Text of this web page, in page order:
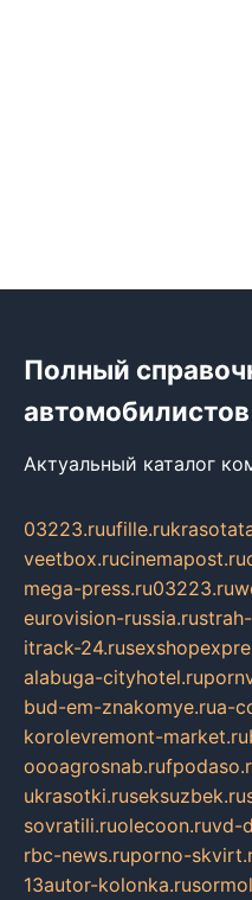
Полный
автомобилистов
Актуальный каталог
03223.ruufille.ru
veetbox.rucinemapost.ru
mega-press.ru03223.ru
eurovision-russia.ru
itrack-24.ru
alabuga-cityhotel.ru
bud-em-znakomye.rua-
korolevremont-market.ru
oooagrosnab.ru
ukrasotki.ruseksuzbek.ru
sovratili.ruolecoon.ruvd-
rbc-news.ruporno-
13autor-kolonka.ru